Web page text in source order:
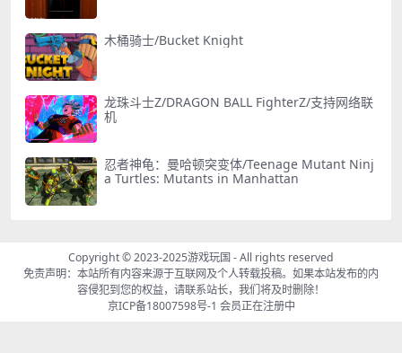
木桶骑士/Bucket Knight
龙珠斗士Z/DRAGON BALL FighterZ/支持网络联
机
忍者神龟：曼哈顿突变体/Teenage Mutant Ninj
a Turtles: Mutants in Manhattan
Copyright © 2023-2025游戏玩国- All rights reserved
免责声明：本站所有内容来源于互联网及个人转载投稿。如果本站发布的内
容侵犯到您的权益，请联系站长，我们将及时删除！
京ICP备18007598号-1 会员正在注册中